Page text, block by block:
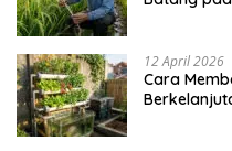
12 April 2026
Cara